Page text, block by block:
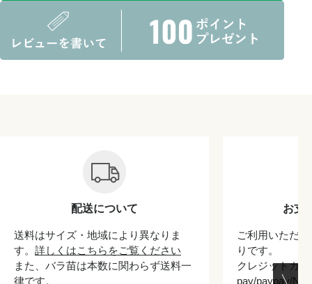
配送について
送料はサイズ・地域により異なりま
す。 詳しくはこちらをご覧ください
また、バラ苗は本数に関わらず送料一
律です。
お支
ご利用いただ
りです。
クレジットカ
pay/paypay/